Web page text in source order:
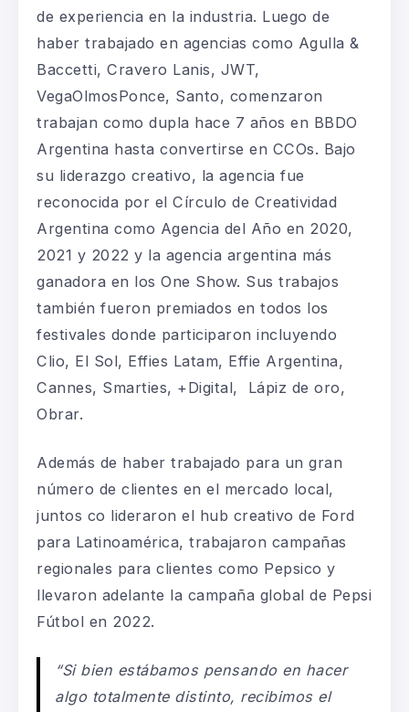
de experiencia en la industria. Luego de
haber trabajado en agencias como Agulla &
Baccetti, Cravero Lanis, JWT,
VegaOlmosPonce, Santo, comenzaron
trabajan como dupla hace 7 años en BBDO
Argentina hasta convertirse en CCOs. Bajo
su liderazgo creativo, la agencia fue
reconocida por el Círculo de Creatividad
Argentina como Agencia del Año en 2020,
2021 y 2022 y la agencia argentina más
ganadora en los One Show. Sus trabajos
también fueron premiados en todos los
festivales donde participaron incluyendo
Clio, El Sol, Effies Latam, Effie Argentina,
Cannes, Smarties, +Digital, Lápiz de oro,
Obrar.
Además de haber trabajado para un gran
número de clientes en el mercado local,
juntos co lideraron el hub creativo de Ford
para Latinoamérica, trabajaron campañas
regionales para clientes como Pepsico y
llevaron adelante la campaña global de Pepsi
Fútbol en 2022.
“Si bien estábamos pensando en hacer
algo totalmente distinto, recibimos el